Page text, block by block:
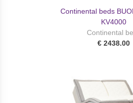
Continental beds
KV4000
Continental
€ 2438.00